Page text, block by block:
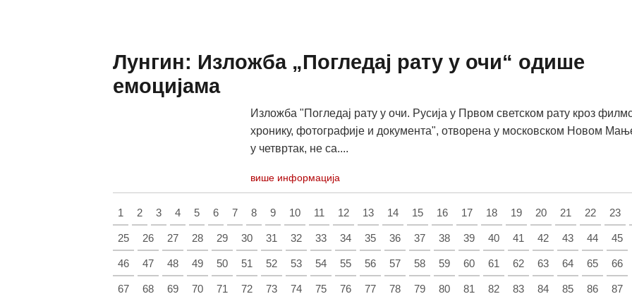
Лунгин: Изложба „Погледај рату у очи“ одише
емоцијама
Изложба "Погледај рату у очи. Русија у Првом светском рату кроз
хронику, фотографије и документа", отворена у московском Новом
у четвртак, не са....
више информација
1 2 3 4 5 6 7 8 9 10 11 12 13 14 15 16 17 18 19 20 21 22 23
25 26 27 28 29 30 31 32 33 34 35 36 37 38 39 40 41 42 43 44 45
46 47 48 49 50 51 52 53 54 55 56 57 58 59 60 61 62 63 64 65 66
67 68 69 70 71 72 73 74 75 76 77 78 79 80 81 82 83 84 85 86 87